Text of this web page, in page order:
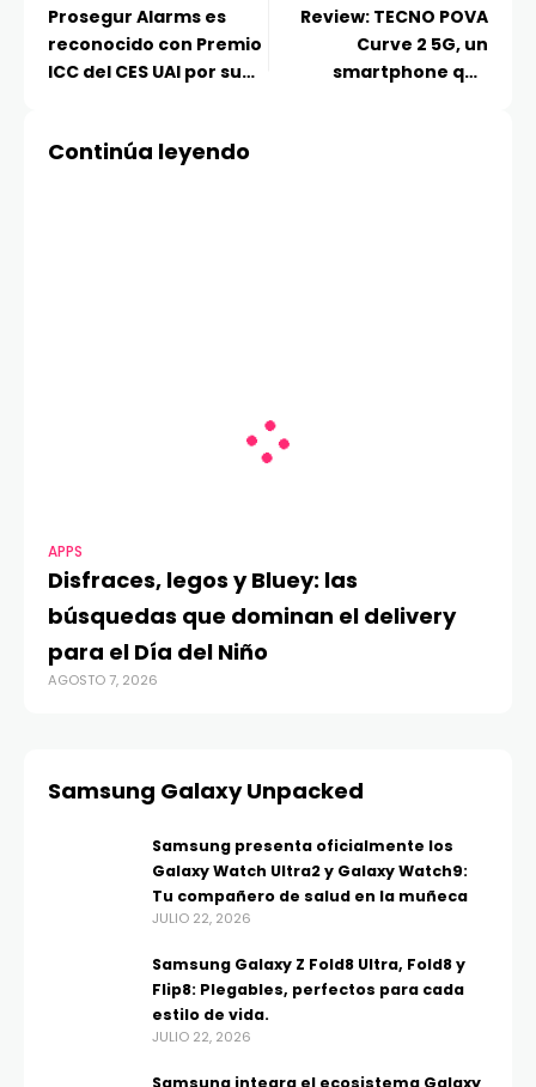
Prosegur Alarms es
reconocido con Premio
ICC del CES UAI por su
Industria Domiciliaria
Review: TECNO POVA
Curve 2 5G, un
smartphone que
Continúa leyendo
APPS
Disfraces, legos y Bluey: las
búsquedas que dominan el delivery
para el Día del Niño
AGOSTO 7, 2026
Samsung Galaxy Unpacked
Samsung presenta oficialmente los
Galaxy Watch Ultra2 y Galaxy Watch9:
Tu compañero de salud en la muñeca
JULIO 22, 2026
Samsung Galaxy Z Fold8 Ultra, Fold8 y
Flip8: Plegables, perfectos para cada
estilo de vida.
JULIO 22, 2026